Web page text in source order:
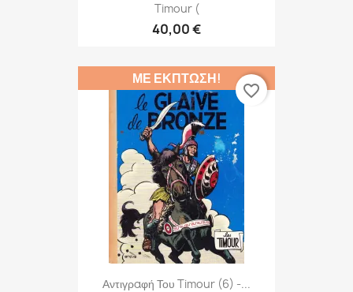
Timour (
40,00 €
Αντιγραφή Του Timour (6) -...
ΜΕ ΈΚΠΤΩΣΗ!
favorite_border